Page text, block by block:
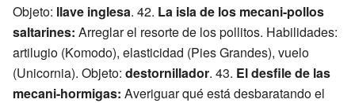
Objeto: llave inglesa. 42. La isla de los mecani-pollos
saltarines: Arreglar el resorte de los pollitos. Habilidades:
artilugio (Komodo), elasticidad (Pies Grandes), vuelo
(Unicornia). Objeto: destornillador. 43. El desfile de las
mecani-hormigas: Averiguar qué está desbaratando el